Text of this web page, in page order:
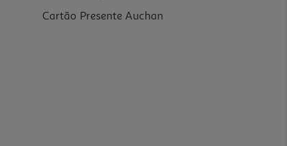
Cartão Presente Auchan